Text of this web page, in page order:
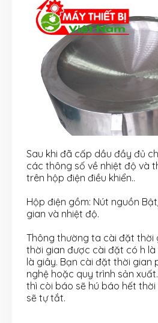
Sau khi đã cấp dầu đầy đủ
các thông số về nhiệt độ và
trên hộp điện điều khiển..
Hộp điện gồm: Nút nguồn
gian và nhiệt độ.
Thông thường ta cài đặt thời
thời gian được cài đặt có h là
là giây. Bạn cài đặt thời gian
nghệ hoặc quy trình sản
thì còi báo sẽ hú báo hết thời
sẽ tự tắt.